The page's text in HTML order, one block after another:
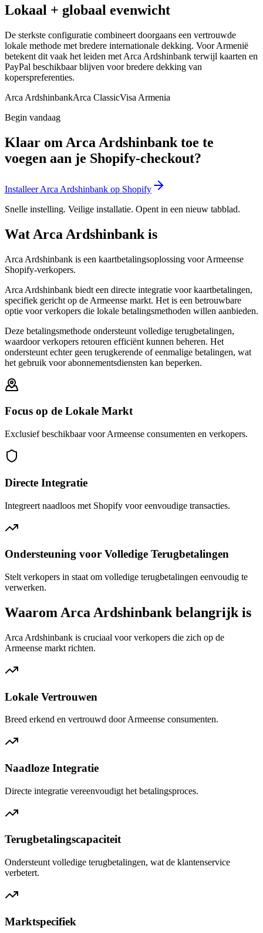
Lokaal + globaal evenwicht
De sterkste configuratie combineert doorgaans een vertrouwde
lokale methode met bredere internationale dekking. Voor Armenië
betekent dit vaak het leiden met Arca Ardshinbank terwijl kaarten en
PayPal beschikbaar blijven voor bredere dekking van
koperspreferenties.
Arca ArdshinbankArca ClassicVisa Armenia
Begin vandaag
Klaar om Arca Ardshinbank toe te
voegen aan je Shopify-checkout?
Installeer Arca Ardshinbank op Shopify
Snelle instelling. Veilige installatie. Opent in een nieuw tabblad.
Wat Arca Ardshinbank is
Arca Ardshinbank is een kaartbetalingsoplossing voor Armeense
Shopify-verkopers.
Arca Ardshinbank biedt een directe integratie voor kaartbetalingen,
specifiek gericht op de Armeense markt. Het is een betrouwbare
optie voor verkopers die lokale betalingsmethoden willen aanbieden.
Deze betalingsmethode ondersteunt volledige terugbetalingen,
waardoor verkopers retouren efficiënt kunnen beheren. Het
ondersteunt echter geen terugkerende of eenmalige betalingen, wat
het gebruik voor abonnementsdiensten kan beperken.
Focus op de Lokale Markt
Exclusief beschikbaar voor Armeense consumenten en verkopers.
Directe Integratie
Integreert naadloos met Shopify voor eenvoudige transacties.
Ondersteuning voor Volledige Terugbetalingen
Stelt verkopers in staat om volledige terugbetalingen eenvoudig te
verwerken.
Waarom Arca Ardshinbank belangrijk is
Arca Ardshinbank is cruciaal voor verkopers die zich op de
Armeense markt richten.
Lokale Vertrouwen
Breed erkend en vertrouwd door Armeense consumenten.
Naadloze Integratie
Directe integratie vereenvoudigt het betalingsproces.
Terugbetalingscapaciteit
Ondersteunt volledige terugbetalingen, wat de klantenservice
verbetert.
Marktspecifiek